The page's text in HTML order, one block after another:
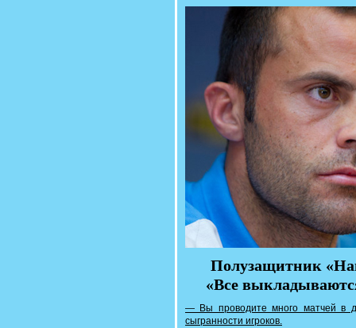
Полузащитник
«Все
— Вы проводите много матчей в
сыгранности игроков.